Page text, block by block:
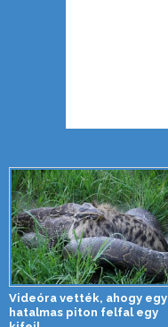
Videóra vették, ahogy egy
hatalmas piton felfal egy